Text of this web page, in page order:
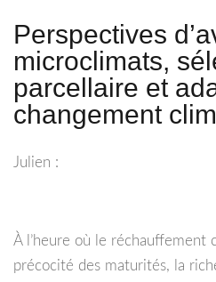
Perspectives
microclimats,
parcellaire et
changement
Julien :
À l’heure où le réchauffement
précocité des maturités, la